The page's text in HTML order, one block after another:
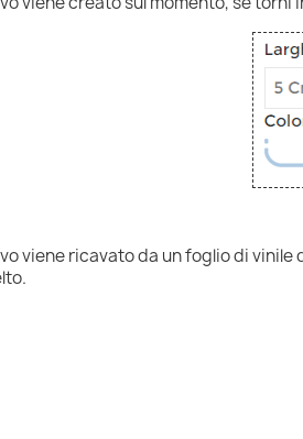
viene ricavato da un foglio di